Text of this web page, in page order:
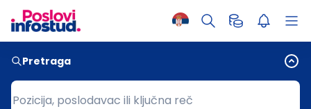
Pretraga
Pozicija, poslodavac ili ključna reč
Pozicija, poslodavac ili ključna reč